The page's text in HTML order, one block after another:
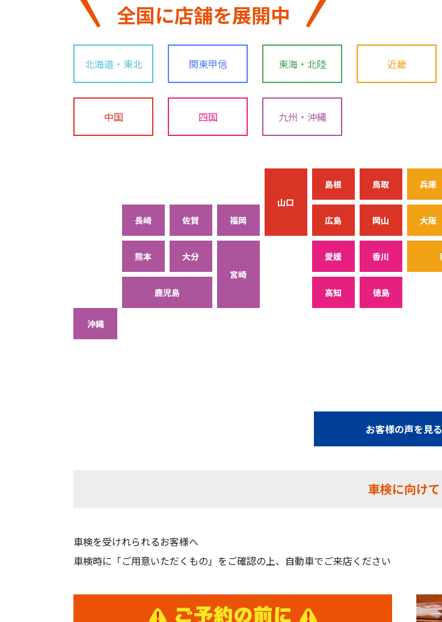
全国に店舗を展開中
北海道・東北 関東甲信 東海・北陸 近畿
中国 四国 九州・沖縄
お客様の声を見る
車検に向けて
車検を受けれられるお客様へ
車検時に「ご用意いただくもの」をご確認の上、自動車でご来店ください